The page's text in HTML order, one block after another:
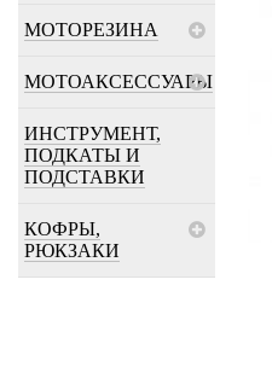
МОТОРЕЗИНА
МОТОАКСЕССУАРЫ
ИНСТРУМЕНТ,
ПОДКАТЫ И
ПОДСТАВКИ
КОФРЫ,
РЮКЗАКИ